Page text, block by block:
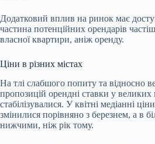
Додатковий вплив на ринок має
частина потенційних орендарів
власної квартири, аніж оренду.
Ціни в різних містах
На тлі слабшого попиту та відносно
пропозицій орендні ставки у великих
стабілізувалися. У квітні медіанні
змінилися порівняно з березнем, а в
нижчими, ніж рік тому.